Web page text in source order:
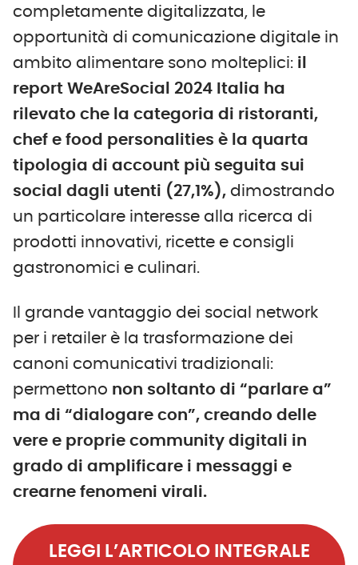
completamente digitalizzata, le
opportunità di comunicazione digitale in
ambito alimentare sono molteplici: il
report WeAreSocial 2024 Italia ha
rilevato che la categoria di ristoranti,
chef e food personalities è la quarta
tipologia di account più seguita sui
social dagli utenti (27,1%), dimostrando
un particolare interesse alla ricerca di
prodotti innovativi, ricette e consigli
gastronomici e culinari.
Il grande vantaggio dei social network
per i retailer è la trasformazione dei
canoni comunicativi tradizionali:
permettono non soltanto di “parlare a”
ma di “dialogare con”, creando delle
vere e proprie community digitali in
grado di amplificare i messaggi e
crearne fenomeni virali.
LEGGI L’ARTICOLO INTEGRALE